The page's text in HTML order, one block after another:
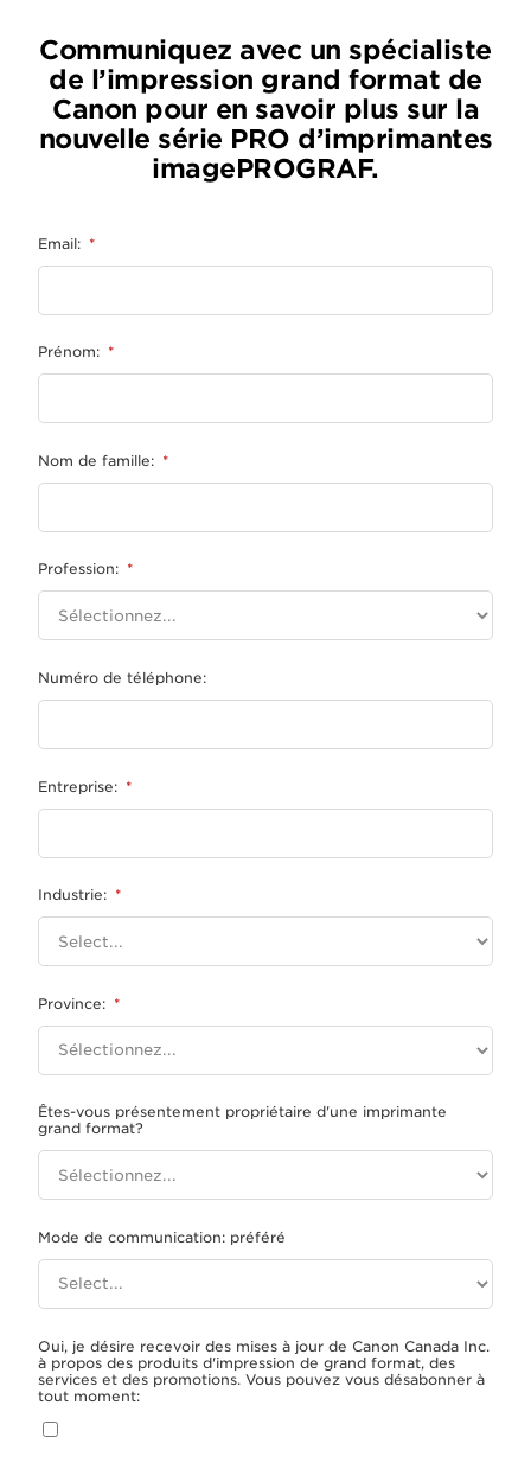
Communiquez avec un spécialiste
de l’impression grand format de
Canon pour en savoir plus sur la
nouvelle série PRO d’imprimantes
imagePROGRAF.
*
Email:
*
Prénom:
*
Nom de famille:
*
Profession:
Numéro de téléphone:
*
Entreprise:
*
Industrie:
*
Province:
Êtes-vous présentement propriétaire d'une imprimante
grand format?
Mode de communication: préféré
Oui, je désire recevoir des mises à jour de Canon Canada Inc.
à propos des produits d'impression de grand format, des
services et des promotions. Vous pouvez vous désabonner à
tout moment: